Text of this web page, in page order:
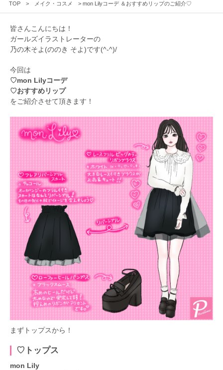
TOP > メイク・コスメ > mon Lilyコーデ ＆おすすめリップのご紹介♡
皆さんこんにちは！
ガールズイラストレーターの
乃の木そよ(ののき そよ)です(^-^)/
今回は
♡mon Lilyコーデ
♡おすすめリップ
をご紹介させて頂きます！
まずトップスから！
♡トップス
mon Lily